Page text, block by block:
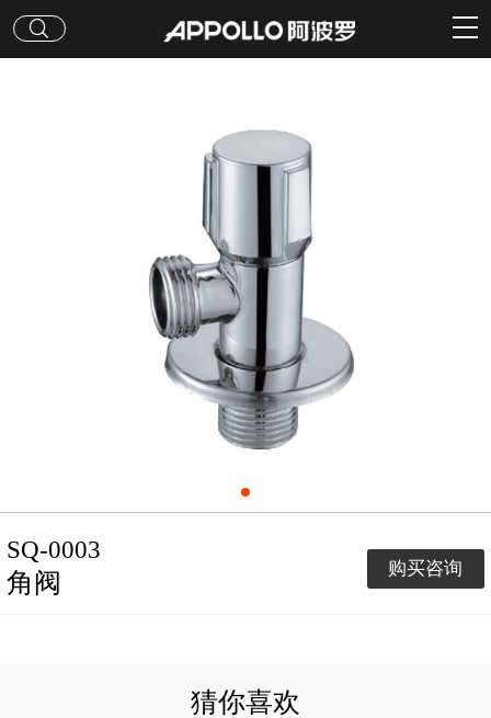
SQ-0003
角阀 购买咨询
猜你喜欢